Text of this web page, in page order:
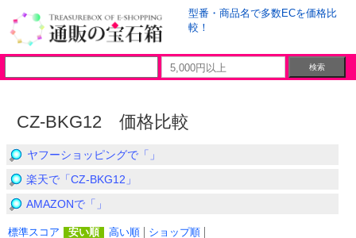
型番・商品名で多数ECを価格比
較！
CZ-BKG12 価格比較
ヤフーショッピングで「」
楽天で「CZ-BKG12」
AMAZONで「」
標準スコア 安い順 高い順 ショップ順